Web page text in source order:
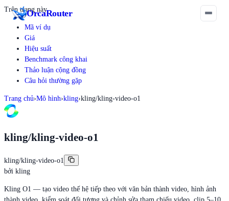
OrcaRouter
Trên trang này
Mã ví dụ
Giá
Hiệu suất
Benchmark công khai
Thảo luận cộng đồng
Câu hỏi thường gặp
Trang chủ›Mô hình›kling›kling/kling-video-o1
kling/kling-video-o1
kling/kling-video-o1
bởi kling
Kling O1 — tạo video thế hệ tiếp theo với văn bản thành video, hình ảnh